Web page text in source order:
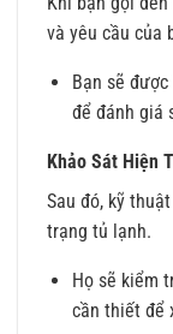
và yêu cầu của
Bạn sẽ
để đánh giá
Khảo Sát Hiện
Sau đó, kỹ
trạng tủ lạnh.
Họ sẽ kiểm
cần thiết để